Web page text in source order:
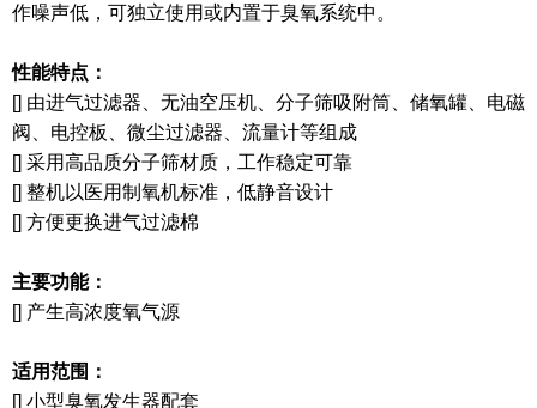
作噪声低，可独立使用或内置于臭氧系统中。
性能特点：
[] 由进气过滤器、无油空压机、分子筛吸附筒、储氧罐、电磁
阀、电控板、微尘过滤器、流量计等组成
[] 采用高品质分子筛材质，工作稳定可靠
[] 整机以医用制氧机标准，低静音设计
[] 方便更换进气过滤棉
主要功能：
[] 产生高浓度氧气源
适用范围：
[] 小型臭氧发生器配套